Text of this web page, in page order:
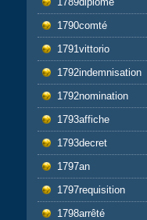
1790comté
1791vittorio
1792indemnisation
1792nomination
1793affiche
1793decret
1797an
1797requisition
1798arrêté